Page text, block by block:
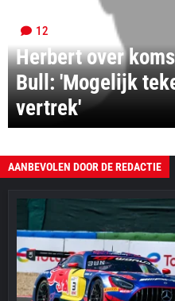
Herbert over
Bull: 'Mogelijk
vertrek'
12
AANBEVOLEN DOOR DE REDACTIE